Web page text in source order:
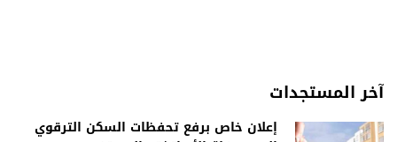
آخر المستجدات
إعلان خاص برفع تحفظات السكن الترقوي